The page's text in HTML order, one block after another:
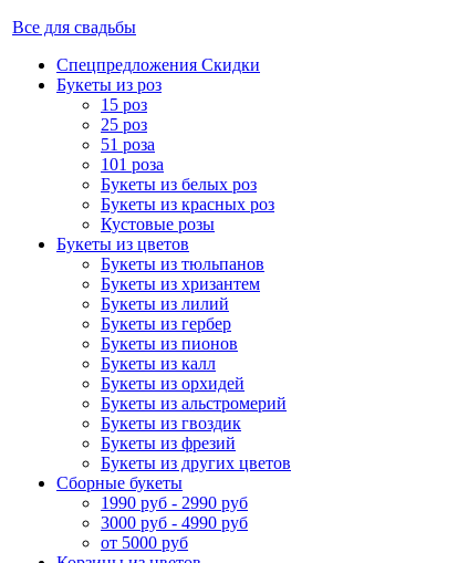
Все для свадьбы
Спецпредложения Скидки
Букеты из роз
15 роз
25 роз
51 роза
101 роза
Букеты из белых роз
Букеты из красных роз
Кустовые розы
Букеты из цветов
Букеты из тюльпанов
Букеты из хризантем
Букеты из лилий
Букеты из гербер
Букеты из пионов
Букеты из калл
Букеты из орхидей
Букеты из альстромерий
Букеты из гвоздик
Букеты из фрезий
Букеты из других цветов
Сборные букеты
1990 руб - 2990 руб
3000 руб - 4990 руб
от 5000 руб